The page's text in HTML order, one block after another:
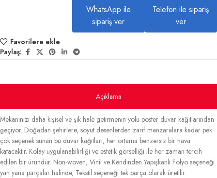
WhatsApp ile
sipariş ver
Telefon ile sipariş
ver
Favorilere ekle
Paylaş:
Açıklama
Mekanınızı daha kişisel ve şık hale getirmenin yolu poster duvar kağıtlarından
geçiyor. Doğadan şehirlere, soyut desenlerden zarif manzaralara kadar pek
çok seçenek sunan bu duvar kağıtları, her ortama benzersiz bir hava
katacaktır. Kolay uygulanabilirliği ve estetik görselliği ile her zaman tercih
edilen bir üründür. Non-woven, Vinil ve Kendinden Yapışkanlı Folyo seçeneği
yan yana parçalar halinde, Tekstil seçeneği tek parça olarak üretilir.